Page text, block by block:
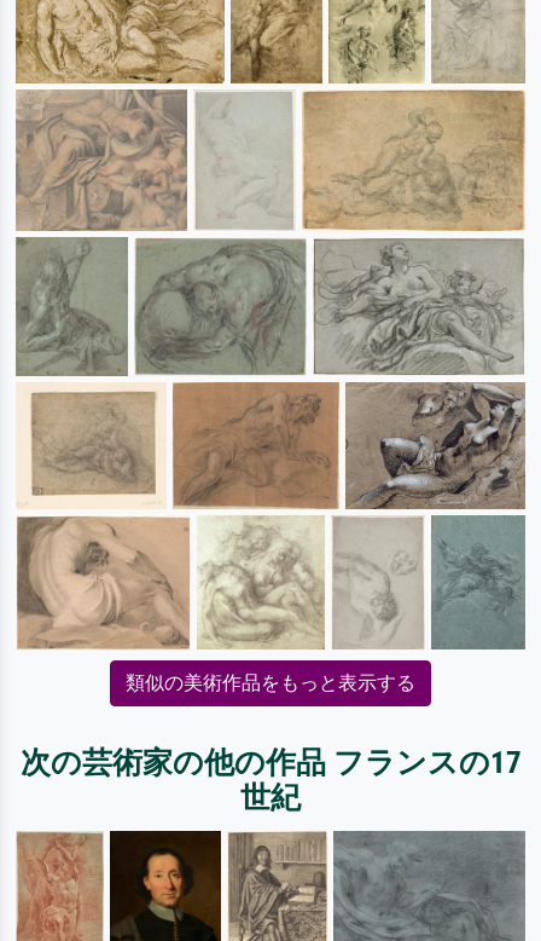
類似の美術作品をもっと表示する
次の芸術家の他の作品 フランスの17
世紀